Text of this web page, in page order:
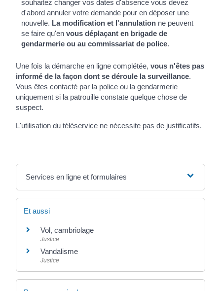
souhaitez changer vos dates d'absence vous devez
d'abord annuler votre demande pour en déposer une
nouvelle. La modification et l'annulation ne peuvent
se faire qu'envous déplaçant en brigade de
gendarmerie ou au commissariat de police.
Une fois la démarche en ligne complétée, vous n'êtes pas
informé de la façon dont se déroule la surveillance.
Vous êtes contacté par la police ou la gendarmerie
uniquement si la patrouille constate quelque chose de
suspect.
L'utilisation du téléservice ne nécessite pas de justificatifs.
Services en ligne et formulaires
Et aussi
Vol, cambriolage
Justice
Vandalisme
Justice